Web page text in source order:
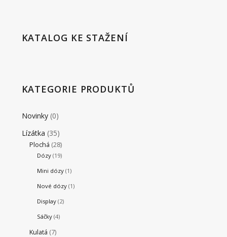
KATALOG KE STAŽENÍ
KATEGORIE PRODUKTŮ
Novinky (0)
Lízátka (35)
Plochá (28)
Dózy (19)
Mini dózy (1)
Nové dózy (1)
Display (2)
Sáčky (4)
Kulatá (7)